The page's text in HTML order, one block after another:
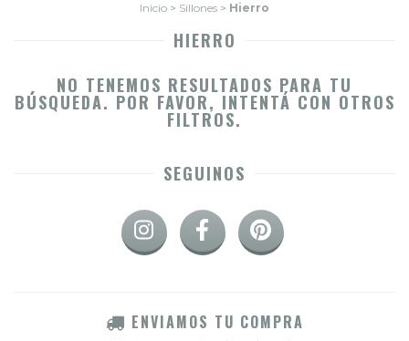
Inicio > Sillones > Hierro
HIERRO
NO TENEMOS RESULTADOS PARA TU
BÚSQUEDA. POR FAVOR, INTENTÁ CON OTROS
FILTROS.
SEGUINOS
ENVIAMOS TU COMPRA